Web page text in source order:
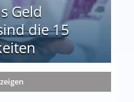
Geld
die 15